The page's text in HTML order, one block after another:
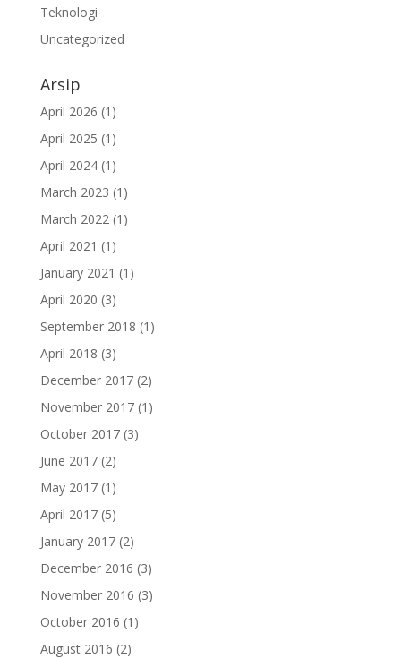
Teknologi
Uncategorized
Arsip
April 2026 (1)
April 2025 (1)
April 2024(1)
March 2023 (1)
March 2022(1)
April 2021 (1)
January 2021 (1)
April 2020 (3)
September 2018 (1)
April 2018 (3)
December 2017(2)
November 2017(1)
October 2017(3)
June 2017(2)
May 2017(1)
April 2017(5)
January 2017(2)
December 2016 (3)
November 2016 (3)
October 2016 (1)
August 2016 (2)